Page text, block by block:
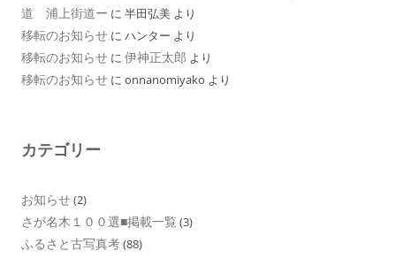
道 浦上街道ー に 半田弘美 より
移転のお知らせ に ハンター より
移転のお知らせ に 伊神正太郎 より
移転のお知らせ に onnanomiyako より
カテゴリー
お知らせ(2)
さが名木１００選■掲載一覧 (3)
ふるさと古写真考(88)